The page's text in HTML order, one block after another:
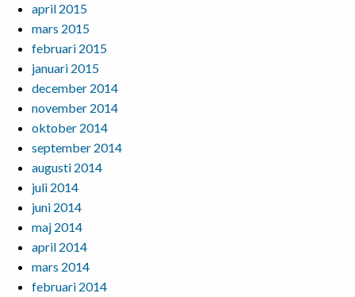
april 2015
mars 2015
februari 2015
januari 2015
december 2014
november 2014
oktober 2014
september 2014
augusti 2014
juli 2014
juni 2014
maj 2014
april 2014
mars 2014
februari 2014